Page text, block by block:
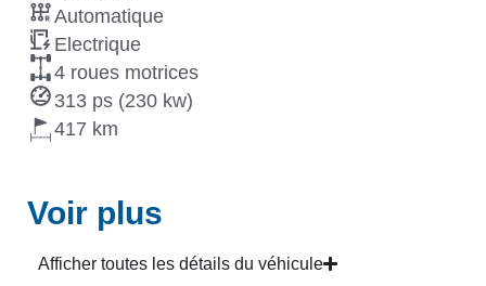
Automatique
Electrique
4 roues motrices
313 ps (230 kw)
417
Voir plus
Afficher toutes les détails du véhicule